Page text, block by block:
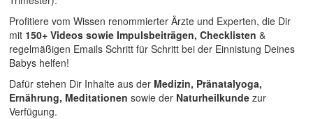
Profitiere vom Wissen renommierter Ärzte und Experten, die Dir
mit 150+ Videos sowie Impulsbeiträgen, Checklisten &
regelmäßigen Emails Schritt für Schritt bei der Einnistung Deines
Babys helfen!
Dafür stehen Dir Inhalte aus der Medizin, Pränatalyoga,
Ernährung, Meditationen sowie der Naturheilkunde zur
Verfügung.